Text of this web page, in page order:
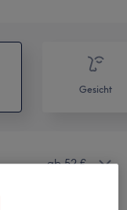
Gesicht
ab 52 €